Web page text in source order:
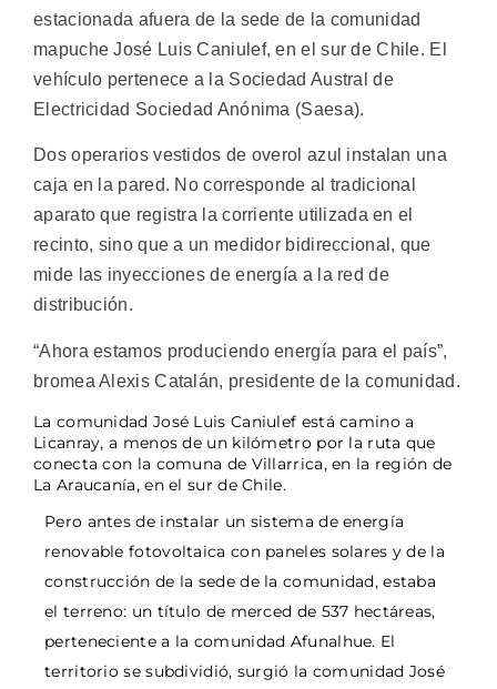
estacionada afuera de la sede de la comunidad
mapuche José Luis Caniulef, en el sur de Chile. El
vehículo pertenece a la Sociedad Austral de
Electricidad Sociedad Anónima (Saesa).
Dos operarios vestidos de overol azul instalan una
caja en la pared. No corresponde al tradicional
aparato que registra la corriente utilizada en el
recinto, sino que a un medidor bidireccional, que
mide las inyecciones de energía a la red de
distribución.
“Ahora estamos produciendo energía para el país”,
bromea Alexis Catalán, presidente de la comunidad.
La comunidad José Luis Caniulef está camino a
Licanray, a menos de un kilómetro por la ruta que
conecta con la comuna de Villarrica, en la región de
La Araucanía, en el sur de Chile.
Pero antes de instalar un sistema de energía
renovable fotovoltaica con paneles solares y de la
construcción de la sede de la comunidad, estaba
el terreno: un título de merced de 537 hectáreas,
perteneciente a la comunidad Afunalhue. El
territorio se subdividió, surgió la comunidad José